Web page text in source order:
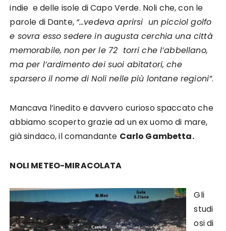
indie e delle isole di Capo Verde. Noli che, con le
parole di Dante, “…vedeva aprirsi un picciol golfo
e sovra esso sedere in augusta cerchia una città
memorabile, non per le 72 torri che l’abbellano,
ma per l’ardimento dei suoi abitatori, che
sparsero il nome di Noli nelle più lontane regioni”.
Mancava l’inedito e davvero curioso spaccato che
abbiamo scoperto grazie ad un ex uomo di mare,
già sindaco, il comandante Carlo Gambetta.
NOLI METEO-MIRACOLATA
Gli
studi
osi di